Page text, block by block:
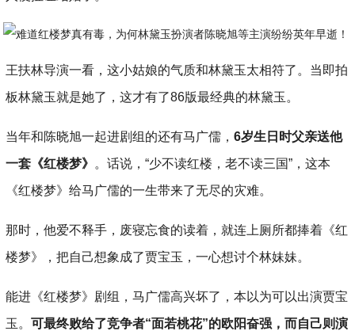
王扶林导演一看，这小姑娘的气质和林黛玉太相符了。当即拍
板林黛玉就是她了，这才有了86版最经典的林黛玉。
当年和陈晓旭一起进剧组的还有马广儒，6岁生日时父亲送他
一套《红楼梦》 。话说，“少不读红楼，老不读三国”，这本
《红楼梦》给马广儒的一生带来了无尽的灾难。
那时，他爱不释手，废寝忘食的读着，就连上厕所都捧着《红
楼梦》，把自己想象成了贾宝玉，一心想讨个林妹妹。
能进《红楼梦》剧组，马广儒高兴坏了，本以为可以出演贾宝
玉。可最终败给了竞争者“面若桃花”的欧阳奋强，而自己则演